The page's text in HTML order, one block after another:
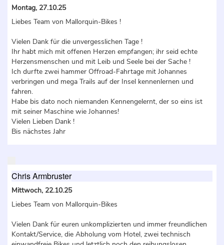
Montag, 27.10.25
Liebes Team von Mallorquin-Bikes !
Vielen Dank für die unvergesslichen Tage !
Ihr habt mich mit offenen Herzen empfangen; ihr seid echte
Herzensmenschen und mit Leib und Seele bei der Sache !
Ich durfte zwei hammer Offroad-Fahrtage mit Johannes
verbringen und mega Trails auf der Insel kennenlernen und
fahren.
Habe bis dato noch niemanden Kennengelernt, der so eins ist
mit seiner Maschine wie Johannes!
Vielen Lieben Dank !
Bis nächstes Jahr
Chris Armbruster
Mittwoch, 22.10.25
Liebes Team von Mallorquin-Bikes
Vielen Dank für euren unkomplizierten und immer freundlichen
Kontakt/Service, die Abholung vom Hotel, zwei technisch